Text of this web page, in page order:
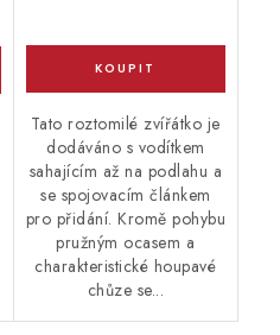
Tato roztomilé zvířátko je
dodáváno s vodítkem
sahajícím až na podlahu a
se spojovacím článkem
pro přidání. Kromě pohybu
pružným ocasem a
charakteristické houpavé
chůze se...